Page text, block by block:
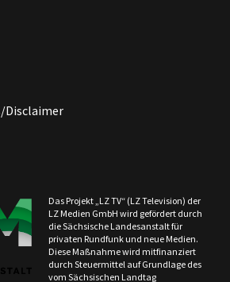
Disclaimer
Das Projekt „LZ TV“ (LZ Television) der
LZ Medien GmbH wird gefördert durch
die Sächsische Landesanstalt für
privaten Rundfunk und neue Medien.
Diese Maßnahme wird mitfinanziert
durch Steuermittel auf Grundlage des
vom Sächsischen Landtag